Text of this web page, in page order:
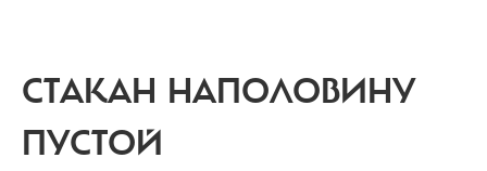
СТАКАН НАПОЛОВИНУ
ПУСТОЙ